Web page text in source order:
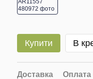
Купити В
Доставка Оплата